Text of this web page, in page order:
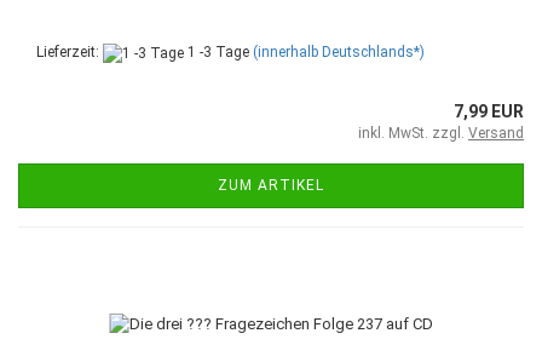
Lieferzeit: 1 -3 Tage (innerhalb Deutschlands*)
7,99 EUR
inkl. MwSt. zzgl. Versand
ZUM ARTIKEL